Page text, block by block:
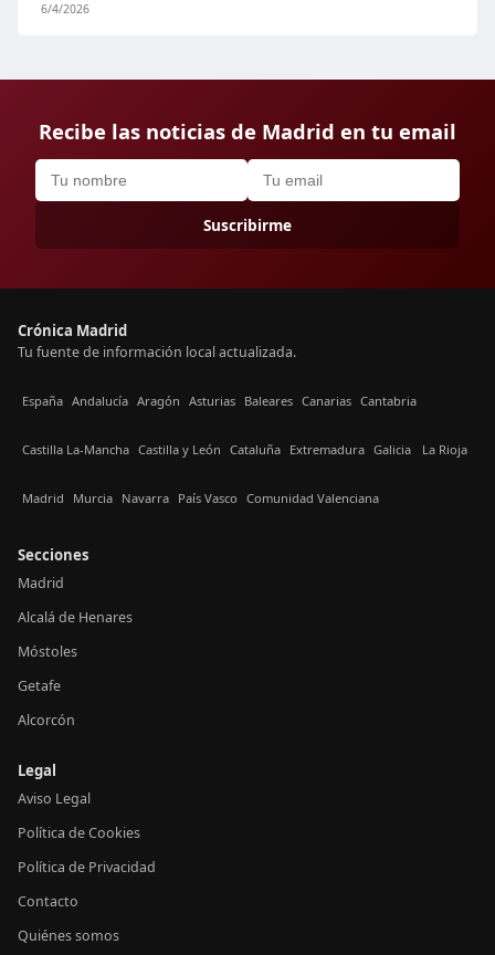
6/4/2026
Recibe las noticias de Madrid en tu email
Suscribirme
Crónica Madrid
Tu fuente de información local actualizada.
España Andalucía Aragón Asturias Baleares Canarias Cantabria
Castilla La-Mancha Castilla y León Cataluña Extremadura Galicia La Rioja
Madrid Murcia Navarra País Vasco Comunidad Valenciana
Secciones
Madrid
Alcalá de Henares
Móstoles
Getafe
Alcorcón
Legal
Aviso Legal
Política de Cookies
Política de Privacidad
Contacto
Quiénes somos